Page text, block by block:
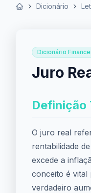
Início Dicionário
Dicionário
Juro
Definição
O juro real
rentabilidade
excede a
conceito é vital
verdadeiro